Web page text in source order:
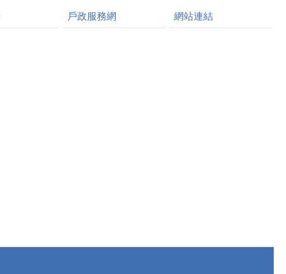
戶政服務網 網站連結